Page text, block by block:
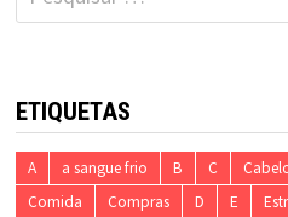
por:
ETIQUETAS
A a sangue frio B C
Comida
Compras D E